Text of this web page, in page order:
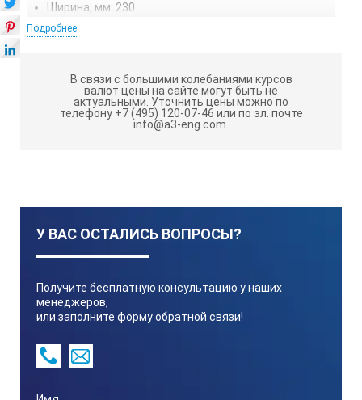
Ширина, мм: 230
Вес, кг: 2,6
ТЕХНИЧЕСКИЕ ХАРАКТЕРИСТИКИ UT-
4100D:
Мощность, Вт
250
Подробнее
В связи с большими колебаниями курсов
валют цены на сайте могут быть не
актуальными. Уточнить цены можно по
телефону +7 (495) 120-07-46 или по эл. почте
info@a3-eng.com.
У ВАС ОСТАЛИСЬ ВОПРОСЫ?
Получите бесплатную консультацию у наших
менеджеров,
или заполните форму обратной связи!